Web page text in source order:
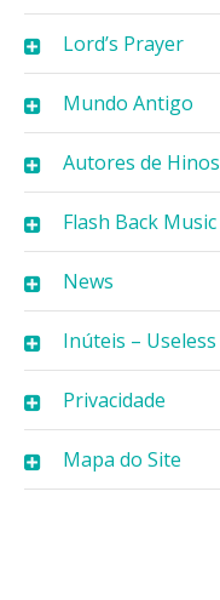
Lord’s Prayer
Mundo Antigo
Autores de Hinos
Flash Back Music
News
Inúteis – Useless
Privacidade
Mapa do Site